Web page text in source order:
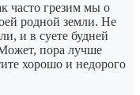
часто грезим мы о
родной земли. Не
и в суете будней
пора лучше
хорошо и недорого